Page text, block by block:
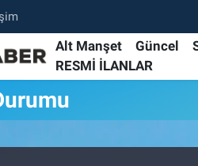
Alt Manşet Güncel
RESMİ İLANLAR